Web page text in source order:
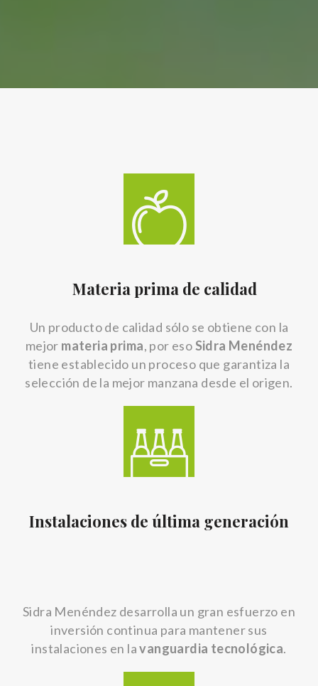
Materia prima de calidad
Un producto de calidad sólo se obtiene con la
mejor materia prima, por esoSidra Menéndez
tiene establecido un proceso que garantiza la
selección de la mejor manzana desde el origen.
Instalaciones de última generación
Sidra Menéndez desarrolla un gran esfuerzo en
inversión continua para mantener sus
instalaciones en lavanguardia tecnológica.